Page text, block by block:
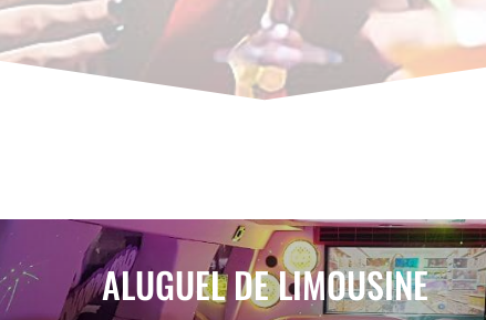
ALUGUEL DE LIMOUSINE